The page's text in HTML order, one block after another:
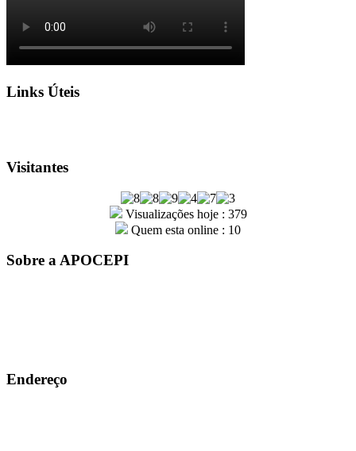
Links Úteis
Visitantes
Visualizações hoje : 379
Quem esta online : 10
Sobre a APOCEPI
Endereço